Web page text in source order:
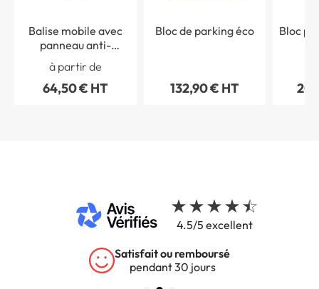
Balise mobile avec
panneau anti-
stationnement
à partir de
64,50 € HT
Bloc de parking éco
132,90 € HT
Bloc
4.5/5 excellent
Satisfait ou remboursé
pendant 30 jours